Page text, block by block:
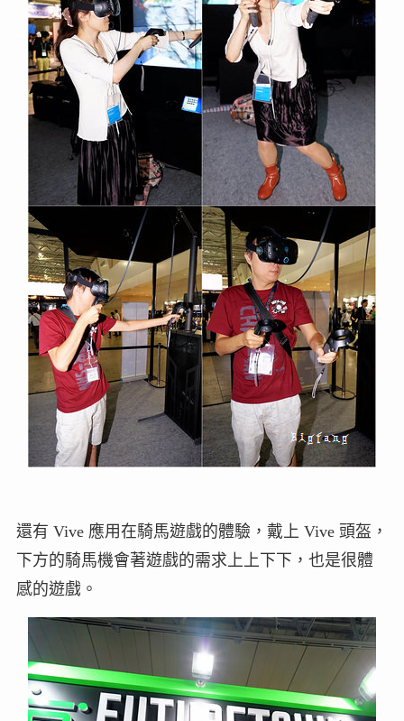
還有 Vive 應用在騎馬遊戲的體驗，戴上 Vive 頭盔，
下方的騎馬機會著遊戲的需求上上下下，也是很體
感的遊戲。